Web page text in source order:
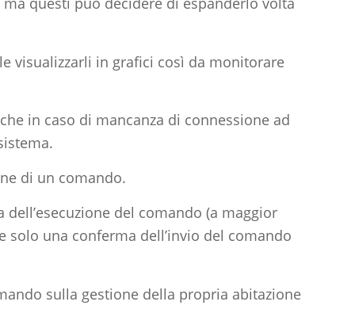
visualizzarli in grafici così da monitorare
in caso di mancanza di connessione ad
di un comando.
del comando (a maggior
una conferma dell’invio del comando
sulla gestione della propria abitazione